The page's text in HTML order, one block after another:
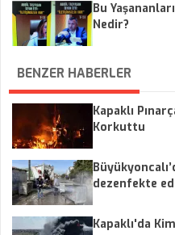
Bu
Nedir?
BENZER HABERLER
Kapaklı
Korkuttu
dezenfekte
Kapaklı'da